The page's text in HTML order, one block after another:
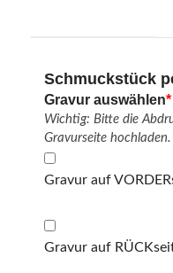
Schmuckstück
*
Gravur auswählen
Wichtig: Bitte die
Gravurseite hochladen.
Gravur auf
Gravur auf